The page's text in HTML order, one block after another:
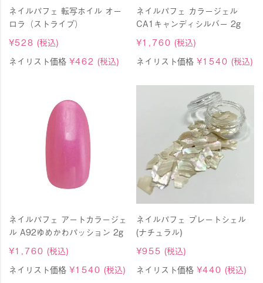
ネイルパフェ 転写ホイル オー
ロラ（ストライプ）
¥528 (税込)
ネイリスト価格 ¥462 (税込)
ネイルパフェ カラージェル
CA1キャンディシルバー 2g
¥1,760 (税込)
ネイリスト価格 ¥1540 (税込)
ネイルパフェ アートカラージェ
ル A92ゆめかわパッション 2g
¥1,760 (税込)
ネイリスト価格 ¥1540 (税込)
ネイルパフェ プレートシェル
(ナチュラル)
¥955 (税込)
ネイリスト価格 ¥440 (税込)